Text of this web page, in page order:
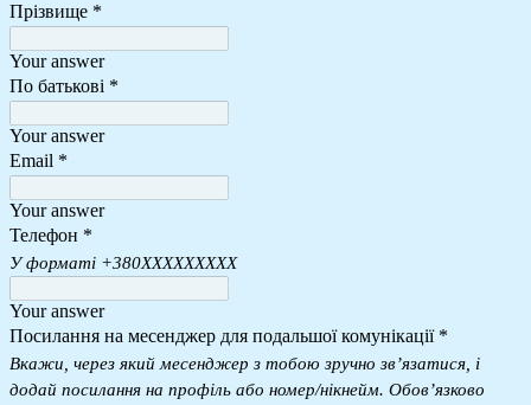
Прізвище *
Your answer
По батькові *
Your answer
Email *
Your answer
Телефон *
У форматі +380ХХХХХХХХХ
Your answer
Посилання на месенджер для подальшої комунікації *
Вкажи, через який месенджер з тобою зручно зв’язатися, і
додай посилання на профіль або номер/нікнейм. Обов’язково